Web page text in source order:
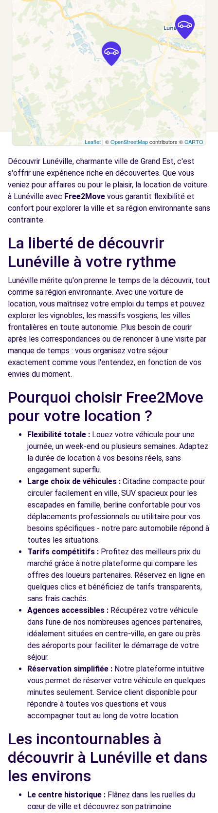
Leaflet | ©OpenStreetMapcontributors ©CARTO
Découvrir Lunéville, charmante ville de Grand Est, c'est
s'offrir une expérience riche en découvertes. Que vous
veniez pour affaires ou pour le plaisir, la location de voiture
à Lunéville avec Free2Move vous garantit flexibilité et
confort pour explorer la ville et sa région environnante sans
contrainte.
La liberté de découvrir
Lunéville à votre rythme
Lunéville mérite qu'on prenne le temps de la découvrir, tout
comme sa région environnante. Avec une voiture de
location, vous maîtrisez votre emploi du temps et pouvez
explorer les vignobles, les massifs vosgiens, les villes
frontalières en toute autonomie. Plus besoin de courir
après les correspondances ou de renoncer à une visite par
manque de temps : vous organisez votre séjour
exactement comme vous l'entendez, en fonction de vos
envies du moment.
Pourquoi choisir Free2Move
pour votre location ?
Flexibilité totale : Louez votre véhicule pour une
journée, un week-end ou plusieurs semaines. Adaptez
la durée de location à vos besoins réels, sans
engagement superflu.
Large choix de véhicules : Citadine compacte pour
circuler facilement en ville, SUV spacieux pour les
escapades en famille, berline confortable pour vos
déplacements professionnels ou utilitaire pour vos
besoins spécifiques - notre parc automobile répond à
toutes les situations.
Tarifs compétitifs : Profitez des meilleurs prix du
marché grâce à notre plateforme qui compare les
offres des loueurs partenaires. Réservez en ligne en
quelques clics et bénéficiez de tarifs transparents,
sans frais cachés.
Agences accessibles : Récupérez votre véhicule
dans l'une de nos nombreuses agences partenaires,
idéalement situées en centre-ville, en gare ou près
des aéroports pour faciliter le démarrage de votre
séjour.
Réservation simplifiée : Notre plateforme intuitive
vous permet de réserver votre véhicule en quelques
minutes seulement. Service client disponible pour
répondre à toutes vos questions et vous
accompagner tout au long de votre location.
Les incontournables à
découvrir à Lunéville et dans
les environs
Le centre historique : Flânez dans les ruelles du
cœur de ville et découvrez son patrimoine